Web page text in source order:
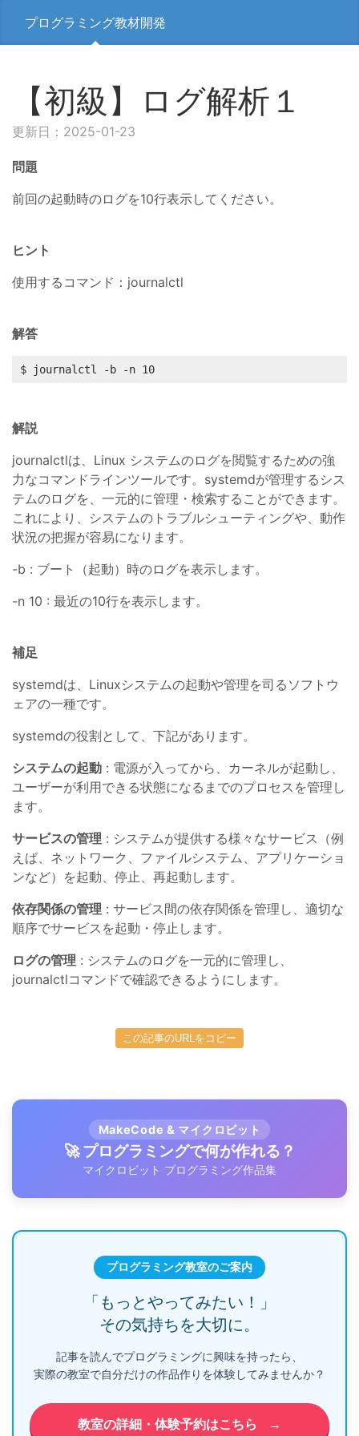
プログラミング教材開発
【初級】ログ解析１
更新日：2025-01-23
問題
前回の起動時のログを10行表示してください。
ヒント
使用するコマンド：journalctl
解答
$ journalctl -b -n 10
解説
journalctlは、Linux システムのログを閲覧するための強
力なコマンドラインツールです。systemdが管理するシス
テムのログを、一元的に管理・検索することができます。
これにより、システムのトラブルシューティングや、動作
状況の把握が容易になります。
-b : ブート（起動）時のログを表示します。
-n 10 : 最近の10行を表示します。
補足
systemdは、Linuxシステムの起動や管理を司るソフトウ
ェアの一種です。
systemdの役割として、下記があります。
システムの起動 : 電源が入ってから、カーネルが起動し、
ユーザーが利用できる状態になるまでのプロセスを管理し
ます。
サービスの管理 : システムが提供する様々なサービス（例
えば、ネットワーク、ファイルシステム、アプリケーショ
ンなど）を起動、停止、再起動します。
依存関係の管理 : サービス間の依存関係を管理し、適切な
順序でサービスを起動・停止します。
ログの管理 : システムのログを一元的に管理し、
journalctlコマンドで確認できるようにします。
この記事のURLをコピー
MakeCode & マイクロビット
🚀 プログラミングで何が作れる？
マイクロビット プログラミング作品集
プログラミング教室のご案内
「もっとやってみたい！」
その気持ちを大切に。
記事を読んでプログラミングに興味を持ったら、
実際の教室で自分だけの作品作りを体験してみませんか？
教室の詳細・体験予約はこちら →